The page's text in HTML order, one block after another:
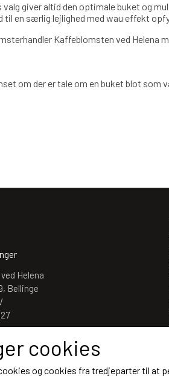
giver altid den optimale buket og
til en særlig lejlighed med wau effekt
Kaffeblomsten ved Helena
om der er tale om en buket blot
Helena
Bellinge
cookies
og cookies fra tredjeparter til at